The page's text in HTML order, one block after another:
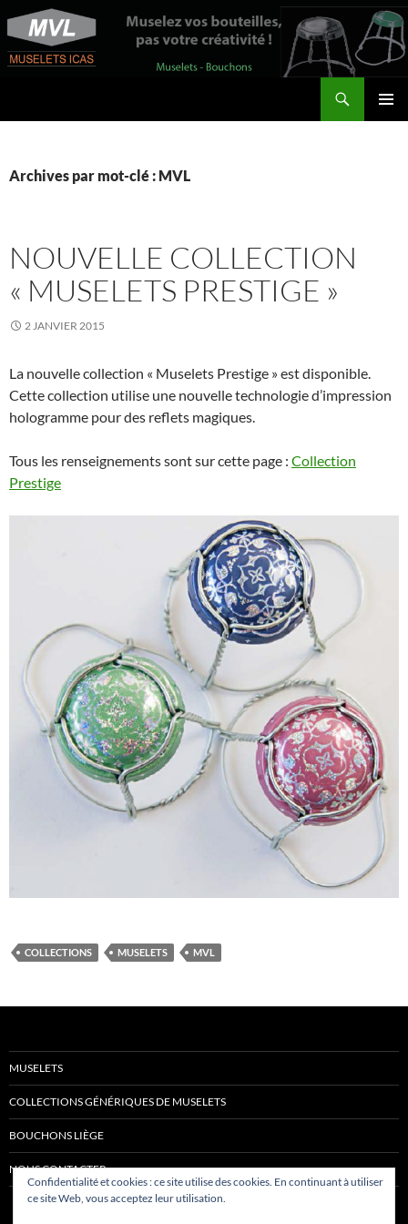
Aller
au
contenu
Archives par mot-clé : MVL
NOUVELLE COLLECTION
« MUSELETS PRESTIGE »
2 JANVIER 2015
La nouvelle collection « Muselets Prestige » est disponible.
Cette collection utilise une nouvelle technologie d’impression
hologramme pour des reflets magiques.
Tous les renseignements sont sur cette page : Collection
Prestige
COLLECTIONS MUSELETS MVL
MUSELETS
COLLECTIONS GÉNÉRIQUES DE MUSELETS
BOUCHONS LIÈGE
NOUS CONTACTER
Confidentialité et cookies : ce site utilise des cookies. En continuant à utiliser
ce site Web, vous acceptez leur utilisation.